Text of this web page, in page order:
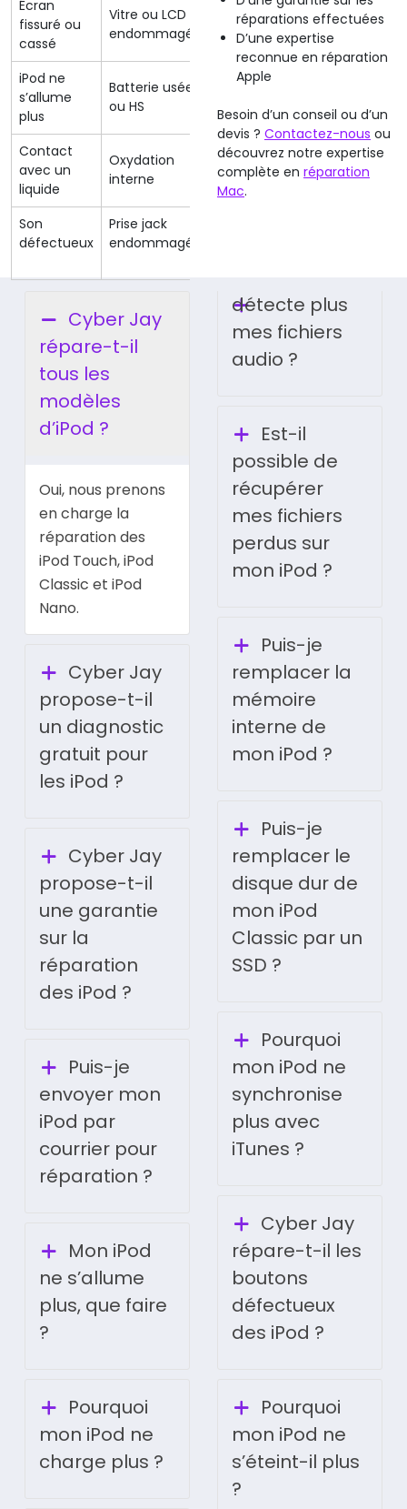
Écran
fissuré ou
cassé
Vitre ou LCD
endommagé
Remplacement
écran complet
1 à 2 h
iPod ne
s’allume
plus
Batterie usée
ou HS
Remplacement
batterie
min
Contact
avec un
liquide
Oxydation
interne
Désoxydation +
contrôle
complet
24 à 48
h
Son Prise jack
réparations effectuées
D’une expertise
reconnue en réparation
Apple
Besoin d’un conseil ou d’un
devis ? Contactez-nous ou
découvrez notre expertise
complète en réparation
Mac.
Cyber Jay
répare-t-il
tous les
modèles
d’iPod ?
Oui, nous prenons
en charge la
réparation des
iPod Touch, iPod
Classic et iPod
Nano.
Cyber Jay
propose-t-il
un diagnostic
gratuit pour
les iPod ?
Cyber Jay
propose-t-il
une garantie
sur la
réparation
des iPod ?
Puis-je
envoyer mon
iPod par
courrier pour
réparation ?
Mon iPod
ne s’allume
plus, que faire
?
Pourquoi
mon iPod ne
charge plus ?
détecte plus
mes fichiers
audio ?
Est-il
possible de
récupérer
mes fichiers
perdus sur
mon iPod ?
Puis-je
remplacer la
mémoire
interne de
mon iPod ?
Puis-je
remplacer le
disque dur de
mon iPod
Classic par un
SSD ?
Pourquoi
mon iPod ne
synchronise
plus avec
iTunes ?
Cyber Jay
répare-t-il les
boutons
défectueux
des iPod ?
Pourquoi
mon iPod ne
s’éteint-il plus
?